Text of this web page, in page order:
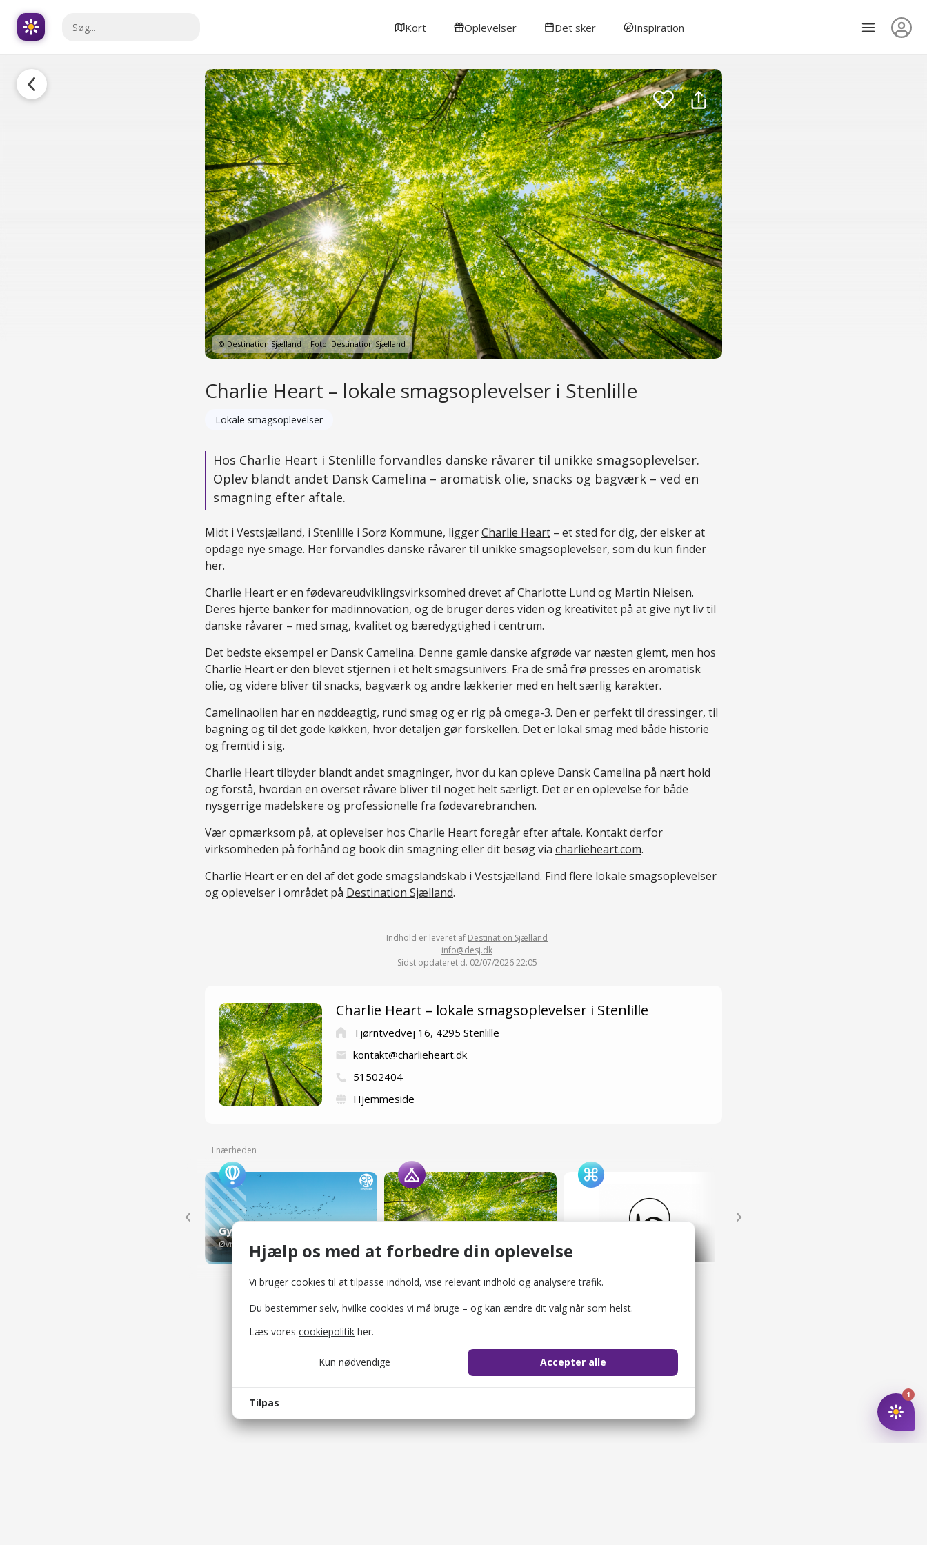
Kort Oplevelser Det sker Inspiration
© Destination Sjælland | Foto: Destination Sjælland
Charlie Heart – lokale smagsoplevelser i Stenlille
Lokale smagsoplevelser
Hos Charlie Heart i Stenlille forvandles danske råvarer til unikke smagsoplevelser.
Oplev blandt andet Dansk Camelina – aromatisk olie, snacks og bagværk – ved en
smagning efter aftale.
Midt i Vestsjælland, i Stenlille i Sorø Kommune, liggerCharlie Heart – et sted for dig, der elsker at
opdage nye smage. Her forvandles danske råvarer til unikke smagsoplevelser, som du kun finder
her.
Charlie Heart er en fødevareudviklingsvirksomhed drevet af Charlotte Lund og Martin Nielsen.
Deres hjerte banker for madinnovation, og de bruger deres viden og kreativitet på at give nyt liv til
danske råvarer – med smag, kvalitet og bæredygtighed i centrum.
Det bedste eksempel er Dansk Camelina. Denne gamle danske afgrøde var næsten glemt, men hos
Charlie Heart er den blevet stjernen i et helt smagsunivers. Fra de små frø presses en aromatisk
olie, og videre bliver til snacks, bagværk og andre lækkerier med en helt særlig karakter.
Camelinaolien har en nøddeagtig, rund smag og er rig på omega-3. Den er perfekt til dressinger, til
bagning og til det gode køkken, hvor detaljen gør forskellen. Det er lokal smag med både historie
og fremtid i sig.
Charlie Heart tilbyder blandt andet smagninger, hvor du kan opleve Dansk Camelina på nært hold
og forstå, hvordan en overset råvare bliver til noget helt særligt. Det er en oplevelse for både
nysgerrige madelskere og professionelle fra fødevarebranchen.
Vær opmærksom på, at oplevelser hos Charlie Heart foregår efter aftale. Kontakt derfor
virksomheden på forhånd og book din smagning eller dit besøg via charlieheart.com.
Charlie Heart er en del af det gode smagslandskab i Vestsjælland. Find flere lokale smagsoplevelser
og oplevelser i området på Destination Sjælland.
Indhold er leveret af Destination Sjælland
info@desj.dk
Sidst opdateret d. 02/07/2026 22:05
Charlie Heart – lokale smagsoplevelser i Stenlille
Tjørntvedvej 16, 4295 Stenlille
kontakt@charlieheart.dk
51502404
Hjemmeside
I nærheden
Gyrstinge Sø
Øvrige attraktioner Shelters og naturlejrpladser
1
Hjælp os med at forbedre din oplevelse
Vi bruger cookies til at tilpasse indhold, vise relevant indhold og analysere trafik.
Du bestemmer selv, hvilke cookies vi må bruge – og kan ændre dit valg når som helst.
Læs vores cookiepolitik her.
Kun nødvendige Accepter alle
Tilpas